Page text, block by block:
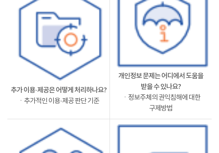
추가 이용·제공은 어떻게 처리하나요?
ㆍ추가적인 이용·제공 판단 기준
개인정보 문제는 어디에서 도움을
받을 수 있나요?
ㆍ정보주체의 권익침해에 대한
구제방법